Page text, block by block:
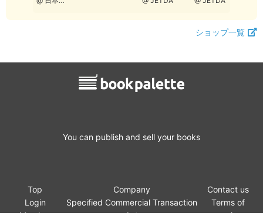
ショップ一覧
You can publish and sell your books
Top
Login
Member
Company
Specified Commercial Transaction
Act
Contact us
Terms of
service